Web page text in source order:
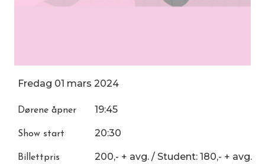
Fredag 01 mars 2024
Dørene åpner 19:45
Show start 20:30
Billettpris 200,- + avg. / Student: 180,- + avg.